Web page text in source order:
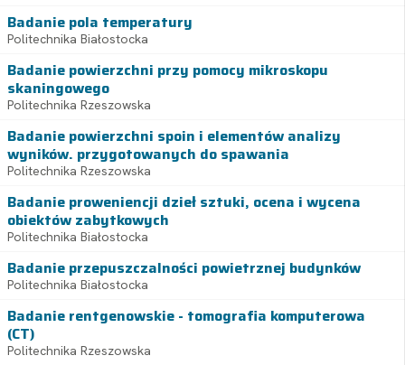
Badanie pola temperatury
Politechnika Białostocka
Badanie powierzchni przy pomocy mikroskopu
skaningowego
Politechnika Rzeszowska
Badanie powierzchni spoin i elementów analizy
wyników. przygotowanych do spawania
Politechnika Rzeszowska
Badanie proweniencji dzieł sztuki, ocena i wycena
obiektów zabytkowych
Politechnika Białostocka
Badanie przepuszczalności powietrznej budynków
Politechnika Białostocka
Badanie rentgenowskie - tomografia komputerowa
(CT)
Politechnika Rzeszowska